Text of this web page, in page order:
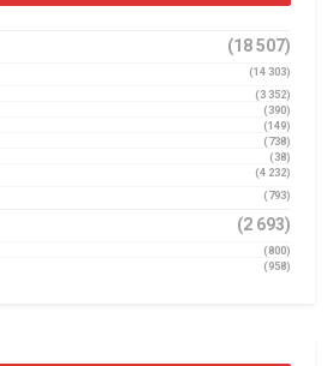
(18 507)
(14 303)
(3 352)
(390)
(149)
(738)
(38)
(4 232)
(793)
(2 693)
(800)
(958)